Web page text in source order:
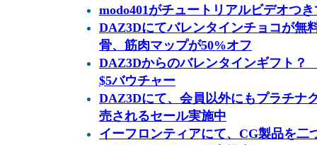
modo401がチュートリアルビデオつ
DAZ3Dにてバレンタインチョコが無
骨、筋肉マップが50%オフ
DAZ3Dからのバレンタインギフト？
$5バウチャー
DAZ3Dにて、会員以外にもプラチナ
売されるセール実施中
イーフロンティアにて、CG製品を二